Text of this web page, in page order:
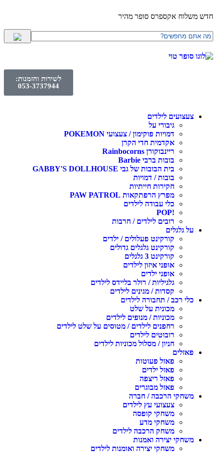
חדש משלוח אקספרס סופר מהיר
לשירות והזמנות:
053-3737944
צעצועים לילדים
גיבורי על
דמויות פוקימון / צעצועי POKEMON
אקדמית חדי הקרן
ריינבוקורן Rainbocorns
בובות ברבי Barbie
בית הבובות של גבי GABBY'S DOLLHOUSE
בובות / דמויות
חקירות חייתיות
מפרץ הרפתקאות PAW PATROL
כלי עבודה לילדים
!POP
רובים לילדים / חרבות
על גלגלים
קורקינט פעלולים / ילדים
קורקינט גלגלים גדולים
קורקינט 3 גלגלים
אופני איזון לילדים
אופני ילדים
גלגיליות / רולר בליידס לילדים
קסדות / מגינים לילדים
כלי רכב / תחבורה לילדים
מכונית על שלט
מכוניות / מנופים לילדים
רחפנים לילדים / מטוסים על שלט לילדים
רובוטים לילדים
חניון / מסלול מכוניות לילדים
פאזלים
פאזל פעוטות
פאזל ילדים
פאזל ריצפה
פאזל מבוגרים
משחקי הרכבה / חברה
צעצועי עץ לילדים
משחקי קופסה
משחקי מדע
משחק הרכבה לילדים
משחקי יצירה ואמנות
משחקי יצירה ואומנות לילדים